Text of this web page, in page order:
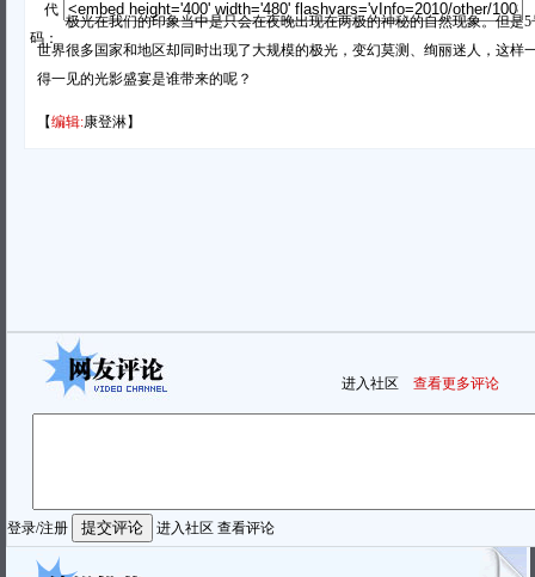
代
码：
极光在我们的印象当中是只会在夜晚出现在两极的神秘的自然现象。但是5
世界很多国家和地区却同时出现了大规模的极光，变幻莫测、绚丽迷人，这样
得一见的光影盛宴是谁带来的呢？
【编辑:康登淋】
进入社区 查看更多评论
登录/注册 进入社区 查看评论